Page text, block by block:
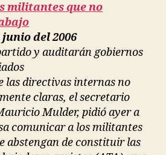
militantes que no
del 2006
y auditarán gobiernos
las directivas internas no
claras, el secretario
Mulder, pidió ayer a
comunicar a los militantes
abstengan de constituir las